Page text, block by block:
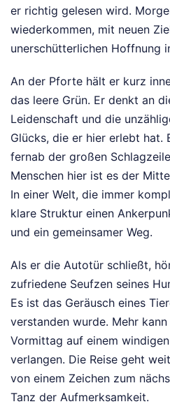
er richtig gelesen wird.
wiederkommen, mit neuen
unerschütterlichen Hoffnung
An der Pforte hält er kurz
das leere Grün. Er denkt an
Leidenschaft und die
Glücks, die er hier erlebt hat.
fernab der großen
Menschen hier ist es der
In einer Welt, die immer
klare Struktur einen
und ein gemeinsamer Weg.
Als er die Autotür schließt,
zufriedene Seufzen seines
Es ist das Geräusch eines
verstanden wurde. Mehr
Vormittag auf einem
verlangen. Die Reise geht
von einem Zeichen zum
Tanz der Aufmerksamkeit.